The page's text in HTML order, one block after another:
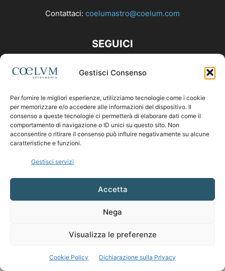
Gestisci Consenso
Per fornire le migliori esperienze, utilizziamo tecnologie come i cookie
per memorizzare e/o accedere alle informazioni del dispositivo. Il
consenso a queste tecnologie ci permetterà di elaborare dati come il
comportamento di navigazione o ID unici su questo sito. Non
acconsentire o ritirare il consenso può influire negativamente su alcune
caratteristiche e funzioni.
Gestisci servizi
Accetta
Nega
Visualizza le preferenze
Cookie Policy Dichiarazione sulla Privacy
Contattaci: coelumastro@coelum.com
SEGUICI